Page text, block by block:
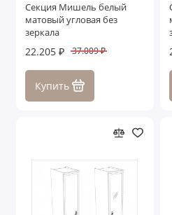
Секция Мишель белый
матовый угловая без
зеркала
22.205 ₽ 37.009 ₽
Купить